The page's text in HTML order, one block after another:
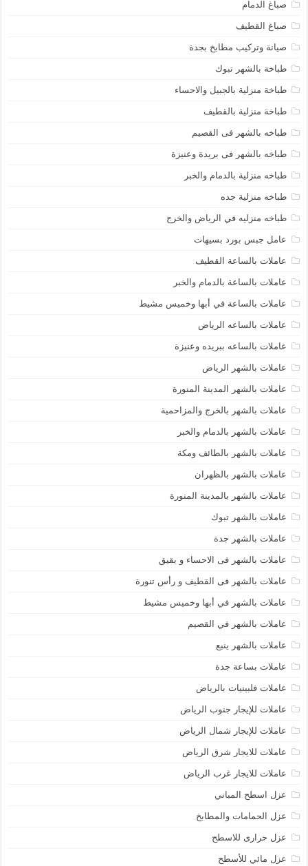
صباغ الدمام
صباغ القطيف
صيانة وتركيب مطابخ بجدة
طباخة بالشهر تبوك
طباخة منزلية بالجبيل والاحساء
طباخة منزلية بالقطيف
طباخه بالشهر فى القصيم
طباخه بالشهر فى بريدة وعنيزة
طباخه منزلية بالدمام والخبر
طباخه منزلية جده
طباخه منزليه في الرياض والخرج
عامل جبس بورد بسيهات
عاملات بالساعة القطيف
عاملات بالساعة بالدمام والخبر
عاملات بالساعة في أبها وخميس مشيط
عاملات بالساعه الرياض
عاملات بالساعه ببريده وعنيزة
عاملات بالشهر الرياض
عاملات بالشهر المدينة المنورة
عاملات بالشهر بالخرج والمزاحمية
عاملات بالشهر بالدمام والخبر
عاملات بالشهر بالطائف ومكة
عاملات بالشهر بالظهران
عاملات بالشهر بالمدينة المنورة
عاملات بالشهر تبوك
عاملات بالشهر جدة
عاملات بالشهر فى الاحساء و بقيق
عاملات بالشهر فى القطيف و رأس تنورة
عاملات بالشهر في أبها وخميس مشيط
عاملات بالشهر في القصيم
عاملات بالشهر ينبع
عاملات بساعة جدة
عاملات فلبينيات بالرياض
عاملات للإيجار جنوب الرياض
عاملات للإيجار شمال الرياض
عاملات للايجار شرق الرياض
عاملات للايجار غرب الرياض
عزل اسطح المباني
عزل الحمامات والمطابخ
عزل حرارى للاسطح
عزل مائي للأسطح